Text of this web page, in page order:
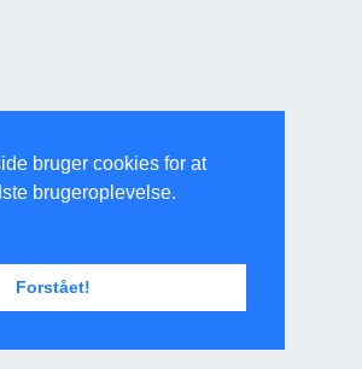
bruger cookies for at
brugeroplevelse.
Forstået!